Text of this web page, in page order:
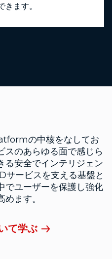
ます。
の中核をなしてお
スのあらゆる面で感じら
る安全でインテリジェン
サービスを支える基盤と
でユーザーを保護し強化
ます。
て学ぶ